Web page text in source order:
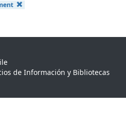
de Información y Bibliotecas